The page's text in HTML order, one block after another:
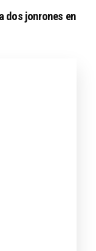
dos jonrones en